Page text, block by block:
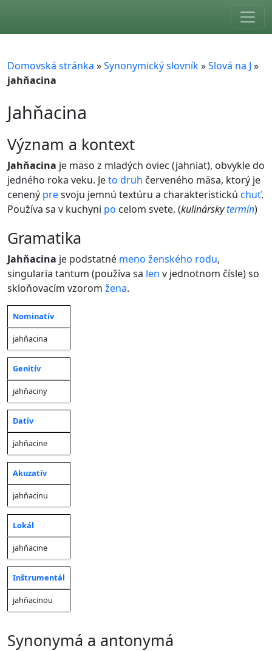
Domovská stránka »Synonymický slovník»Slová na J »
jahňacina
Jahňacina
význam a kontext
Jahňacina je mäso z mladých oviec (jahniat), obvykle do
jedného roka veku. Jeto druh červeného mäsa, ktorý je
cenený presvoju jemnú textúru a charakteristickú chuť.
Používa sa v kuchyni po celom svete. (kulinárskytermín)
gramatika
Jahňacina je podstatné meno ženského rodu,
singularia tantum (používa sa len v jednotnom čísle) so
skloňovacím vzorom žena.
Pád
Jednotné
číslo
Nominatív
jahňacina
Genitív
jahňaciny
Datív
jahňacine
Akuzatív
jahňacinu
Lokál
jahňacine
Inštrumentál
jahňacinou
synonymá a antonymá